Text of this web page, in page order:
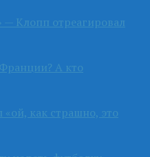
— Клопп отреагировал
А кто
как страшно, это